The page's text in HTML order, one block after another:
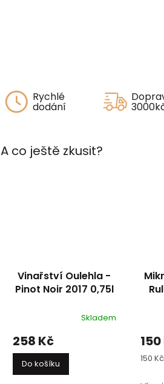
Rychlé
dodání
A co ještě zkusit?
Vinařství Oulehla -
Pinot Noir 2017 0,75l
Skladem
258 Kč
Do košíku
Měrná
150